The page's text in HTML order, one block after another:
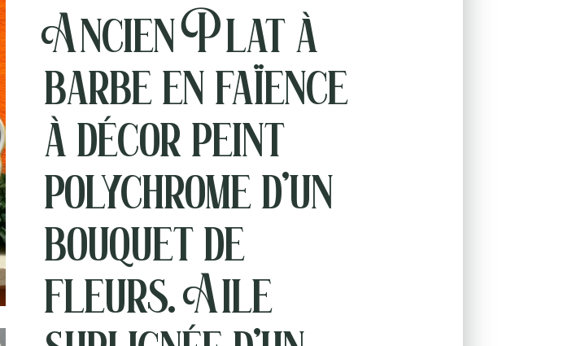
Ancien Plat à
barbe en faïence
à décor peint
polychrome d’un
bouquet de
fleurs. Aile